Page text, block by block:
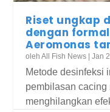
Riset ungkap
dengan
Aeromonas
olehAll Fish News |Jan
Metode desinfeksi
pembilasan
menghilangkan